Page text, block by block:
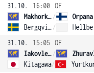
31.10. 16:00 OF
Makhorkina /
Orpana
Bergqvist / Hellbe
31.10.
15:05 OF
Iakovleva /
Kitagawa/